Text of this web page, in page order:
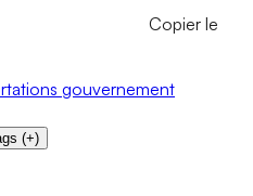
Copier le
gouvernement
(+)